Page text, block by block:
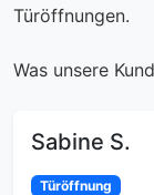
Türöffnungen.
Was unsere
Sabine S.
Türöffnung